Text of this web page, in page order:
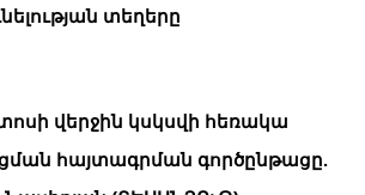
տեղերը
վերջին կսկսվի հեռակա
հայտագրման գործընթացը.